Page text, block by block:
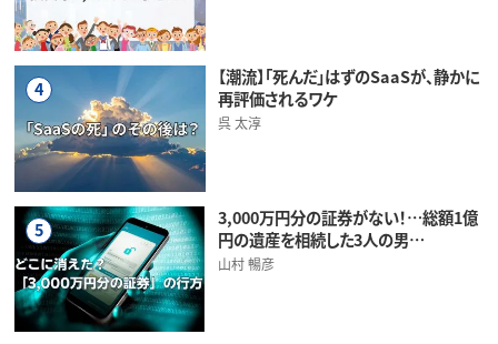
4
【潮流】「死んだ」はずのSaaSが、静かに
再評価されるワケ
呉 太淳
5
3,000万円分の証券がない！…総額1億
円の遺産を相続した3人の男…
山村 暢彦